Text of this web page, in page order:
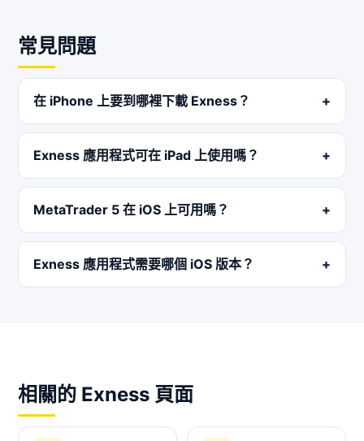
常見問題
在 iPhone 上要到哪裡下載 Exness？
Exness 應用程式可在 iPad 上使用嗎？
MetaTrader 5 在 iOS 上可用嗎？
Exness 應用程式需要哪個 iOS 版本？
相關的 Exness 頁面